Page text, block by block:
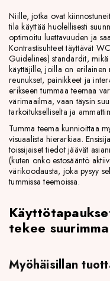
Niille, jotka ovat
tila käyttää huolellisesti
optimoitu luettavuuden ja
Kontrastisuhteet täyttävät
Guidelines) standardit, mikä
käyttäjille, joilla on erilainen
reunukset, painikkeet ja
erikseen tummaa teemaa
värimaailma, vaan täysin
tarkoitukselliselta ja
Tumma teema kunnioittaa
visuaalista hierarkiaa.
toissijaiset tiedot jäävät
(kuten onko estosääntö
värikoodausta, joka pysyy
tummissa teemoissa.
tekee
Myöhäisillan